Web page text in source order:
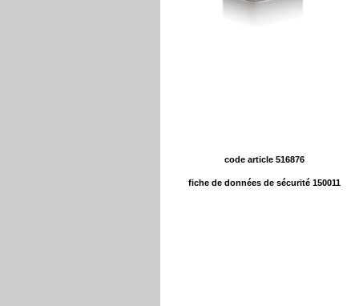
code article 516876
fiche de données de sécurité 150011